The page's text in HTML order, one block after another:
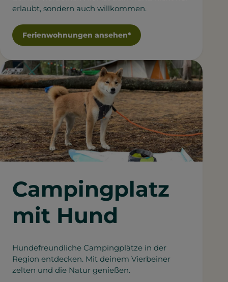
erlaubt, sondern auch willkommen.
Ferienwohnungen ansehen*
Campingplatz
mit Hund
Hundefreundliche Campingplätze in der
Region entdecken. Mit deinem Vierbeiner
zelten und die Natur genießen.